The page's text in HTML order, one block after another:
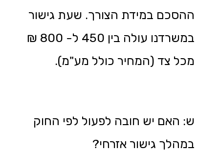
ההסכם במידת הצורך. שעת גישור
במשרדנו עולה בין 450 ל- 800 ₪
מכל צד (המחיר כולל מע"מ).
ש: האם יש חובה לפעול לפי החוק
במהלך גישור אזרחי?